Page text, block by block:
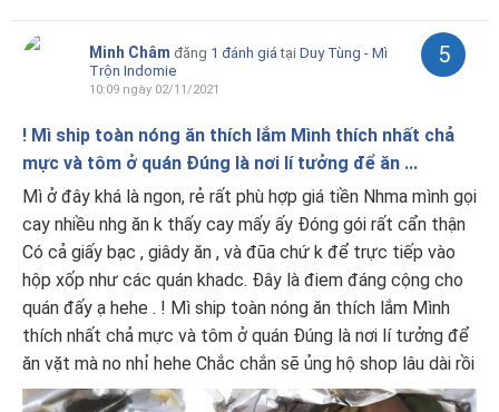
Minh Châm đăng 1 đánh giá tại Duy Tùng - Mì
Trộn Indomie
10:09 ngày 02/11/2021
5
! Mì ship toàn nóng ăn thích lắm Mình thích nhất chả
mực và tôm ở quán Đúng là nơi lí tưởng để ăn ...
Mì ở đây khá là ngon, rẻ rất phù hợp giá tiền Nhma mình gọi
cay nhiều nhg ăn k thấy cay mấy ấy Đóng gói rất cẩn thận
Có cả giấy bạc , giâdy ăn , và đũa chứ k để trực tiếp vào
hộp xốp như các quán khadc. Đây là điem đáng cộng cho
quán đấy ạ hehe . ! Mì ship toàn nóng ăn thích lắm Mình
thích nhất chả mực và tôm ở quán Đúng là nơi lí tưởng để
ăn vặt mà no nhỉ hehe Chắc chắn sẽ ủng hộ shop lâu dài rồi